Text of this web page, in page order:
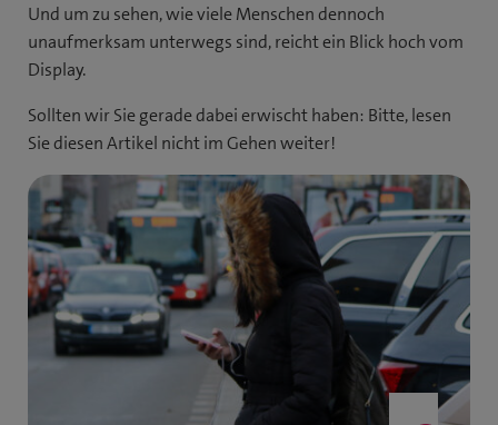
Und um zu sehen, wie viele Menschen dennoch
unaufmerksam unterwegs sind, reicht ein Blick hoch vom
Display.
Sollten wir Sie gerade dabei erwischt haben: Bitte, lesen
Sie diesen Artikel nicht im Gehen weiter!